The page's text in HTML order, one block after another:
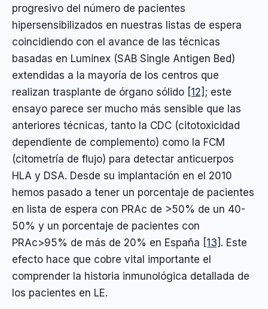
progresivo del número de pacientes
hipersensibilizados en nuestras listas de espera
coincidiendo con el avance de las técnicas
basadas en Luminex (SAB Single Antigen Bed)
extendidas a la mayoría de los centros que
realizan trasplante de órgano sólido [12] ; este
ensayo parece ser mucho más sensible que las
anteriores técnicas, tanto la CDC (citotoxicidad
dependiente de complemento) como la FCM
(citometría de flujo) para detectar anticuerpos
HLA y DSA. Desde su implantación en el 2010
hemos pasado a tener un porcentaje de pacientes
en lista de espera con PRAc de >50% de un 40-
50% y un porcentaje de pacientes con
PRAc>95% de más de 20% en España [13] . Este
efecto hace que cobre vital importante el
comprender la historia inmunológica detallada de
los pacientes en LE.